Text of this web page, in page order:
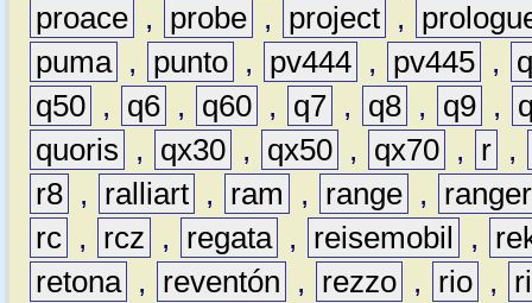
proace , probe , project ,
puma , punto , pv444 , pv445 ,
q50 , q6 , q60 , q7 , q8 , q9 ,
quoris
, qx30 , qx50 , qx70 , r ,
r8 , ralliart , ram , range ,
ranger
rc , rcz , regata , reisemobil ,
retona , reventón , rezzo , rio ,